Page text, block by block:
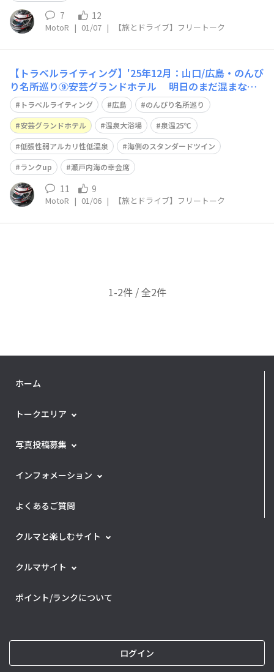
7 12
MotoR | 01/07 | 【旅とドライブ】フリートーク
【トラベルライティング】'25年12月：山口/広島・のんび
り名所巡り⑨安芸グランドホテル 明日のまだ混まない
うちの午前中、厳島神社参拝＆宮島観光に備えて なるべ
く良い立地のお宿を探した結果『安芸グランドホテル』に
お世話になります😀 https://akigh.co.jp/ 当初は「宮島」
島内のお
トラベルライティング 広島
のんびり名所巡り
安芸グランドホテル
温泉大浴場
泉温25℃
低張性弱アルカリ性低温泉
海側のスタンダードツイン
ランクup
瀬戸内海の幸会席
11 9
MotoR | 01/06 | 【旅とドライブ】フリートーク
1-2件 / 全2件
ホーム
トークエリア
写真投稿募集
インフォメーション
よくあるご質問
クルマと楽しむサイト
クルマサイト
ポイント/ランクについて
ログイン